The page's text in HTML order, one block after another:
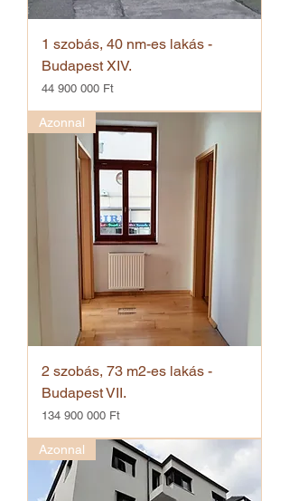
1 szobás, 40 nm-es lakás -
Budapest XIV.
Ár
44 900 000 Ft
Azonnal
2 szobás, 73 m2-es lakás -
Budapest VII.
Ár
134 900 000 Ft
Azonnal